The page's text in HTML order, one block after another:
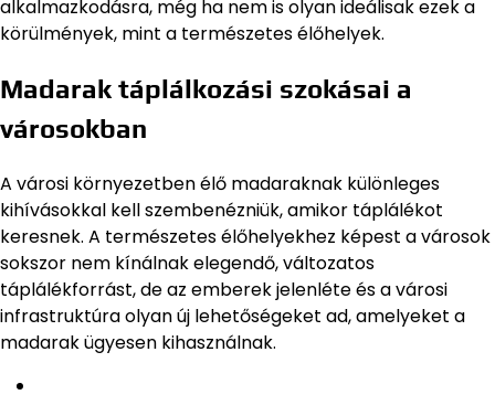
alkalmazkodásra, még ha nem is olyan ideálisak ezek a
körülmények, mint a természetes élőhelyek.
Madarak táplálkozási szokásai a
városokban
A városi környezetben élő madaraknak különleges
kihívásokkal kell szembenézniük, amikor táplálékot
keresnek. A természetes élőhelyekhez képest a városok
sokszor nem kínálnak elegendő, változatos
táplálékforrást, de az emberek jelenléte és a városi
infrastruktúra olyan új lehetőségeket ad, amelyeket a
madarak ügyesen kihasználnak.